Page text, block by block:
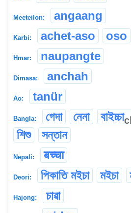
Meeteilon: angaang
Karbi: achet-aso oso
Hmar: naupangte
Dimasa: anchah
Ao: tanür
Bangla: গেদা নেনা বাইচ্চা
শিশু
সন্তান
Nepali: बच्चा
Deori: পিকাতি মইচা মইচা
Hajong: চাৱা